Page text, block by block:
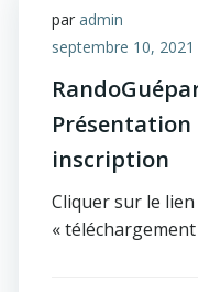
par admin
septembre 10, 2021
Présentation
inscription
Cliquer sur le lien
«